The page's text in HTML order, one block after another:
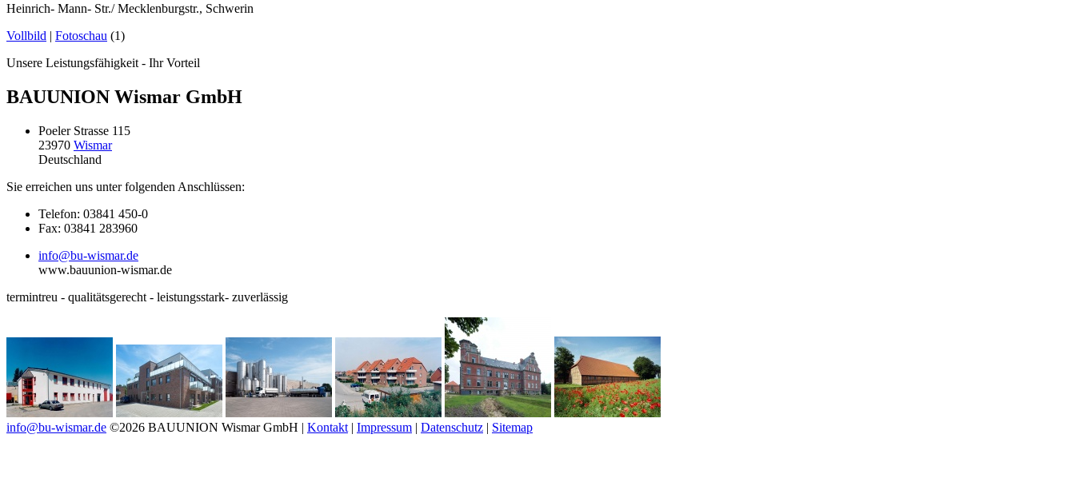
Heinrich- Mann- Str./ Mecklenburgstr., Schwerin
Vollbild | Fotoschau (1)
Unsere Leistungsfähigkeit - Ihr Vorteil
BAUUNION Wismar GmbH
Poeler Strasse 115
23970 Wismar
Deutschland
Sie erreichen uns unter folgenden Anschlüssen:
Telefon: 03841 450-0
Fax: 03841 283960
info@bu-wismar.de
www.bauunion-wismar.de
termintreu - qualitätsgerecht - leistungsstark- zuverlässig
info@bu-wismar.de ©2026 BAUUNION Wismar GmbH | Kontakt | Impressum | Datenschutz | Sitemap